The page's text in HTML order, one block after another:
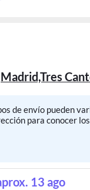
de envío pueden
para conocer
13 ago